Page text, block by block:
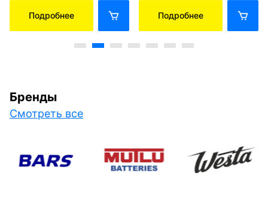
Подробнее Подробнее
Бренды
Смотреть все